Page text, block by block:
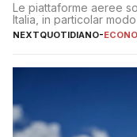
Le piattaforme aeree
Italia, in particolar
NEXTQUOTIDIANO-